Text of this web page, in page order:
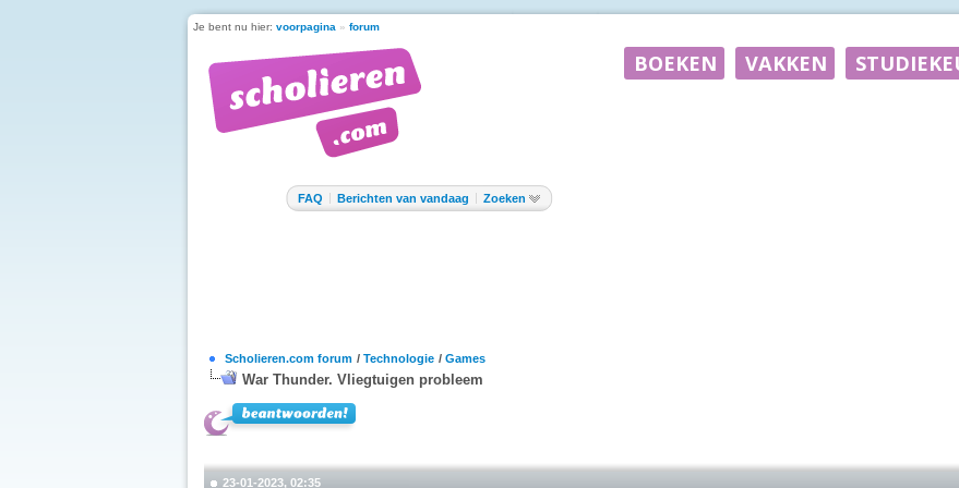
Je bent nu hier: voorpagina » forum
FAQ Berichten van vandaag Zoeken
Scholieren.com forum / Technologie / Games
War Thunder. Vliegtuigen probleem
23-01-2023, 02:35